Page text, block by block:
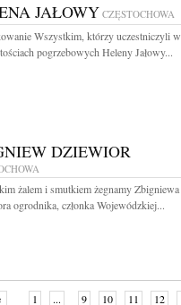
JAŁOWYCZĘSTOCHOWA
Wszystkim, którzy uczestniczyli w
pogrzebowych Heleny Jałowy...
DZIEWIOR
żalem i smutkiem żegnamy Zbigniewa
ogrodnika, członka Wojewódzkiej...
1 ... 9 10 11 12